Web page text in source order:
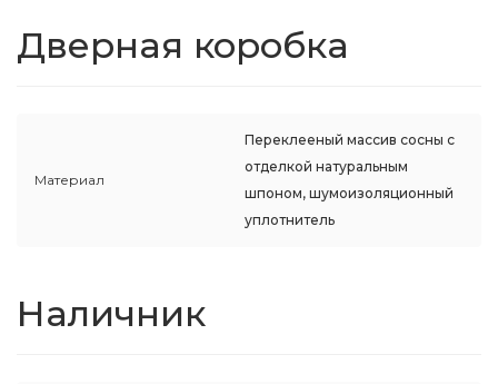
Дверная коробка
Материал
Переклееный массив сосны с
отделкой натуральным
шпоном, шумоизоляционный
уплотнитель
Наличник